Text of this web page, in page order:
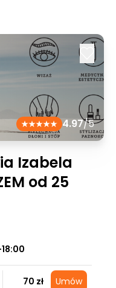
4.97/5
Izabela
od 25
70 zł Umów